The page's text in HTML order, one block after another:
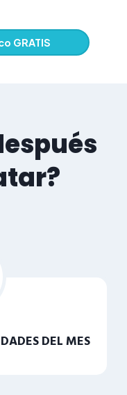
GRATIS
DEL MES